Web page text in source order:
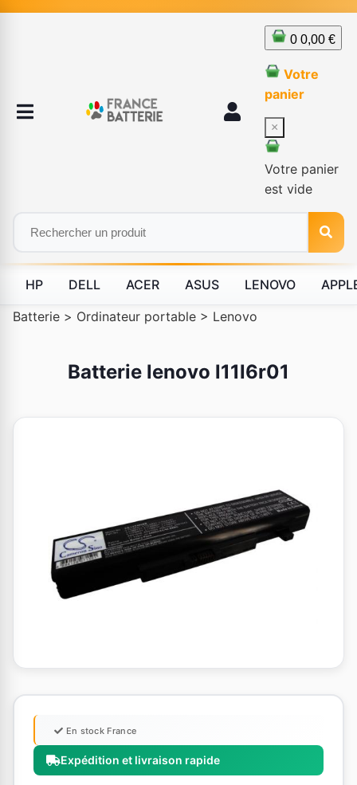
0 0,00 €
Votre
panier
×
Votre panier
est vide
HP DELL ACER ASUS LENOVO
Batterie > Ordinateur portable > Lenovo
Batterie lenovo l11l6r01
Expédition et livraison rapide
En stock France